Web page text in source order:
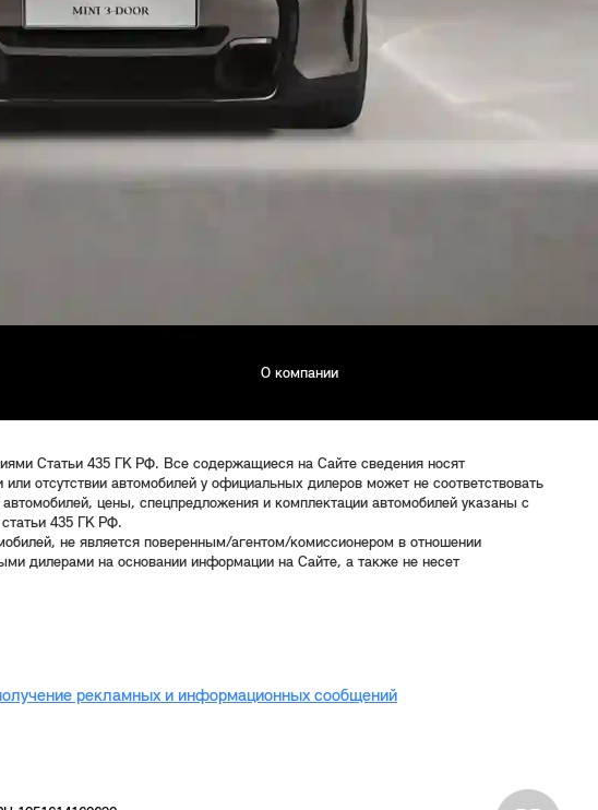
О компании
Статьи 435 ГК РФ. Все содержащиеся на Сайте сведения носят
отсутствии автомобилей у официальных дилеров может не соответствовать
цены, спецпредложения и комплектации автомобилей указаны с
435 ГК РФ.
не является поверенным/агентом/комиссионером в отношении
дилерами на основании информации на Сайте, а также не несет
рекламных и информационных сообщений